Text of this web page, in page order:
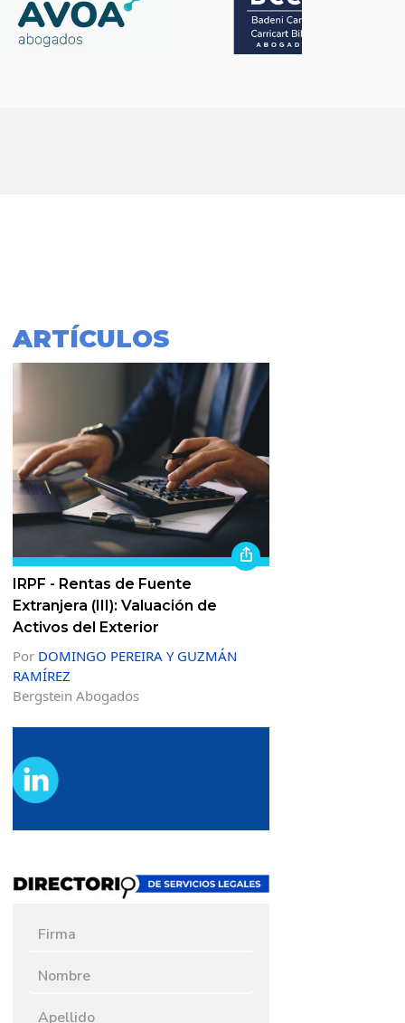
ARTÍCULOS
IRPF - Rentas de Fuente
Extranjera (III): Valuación de
Activos del Exterior
Por DOMINGO PEREIRA Y GUZMÁN
RAMÍREZ
Bergstein Abogados